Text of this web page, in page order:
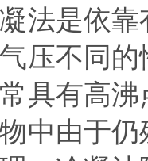
法是依
压不同
具有高
中由于